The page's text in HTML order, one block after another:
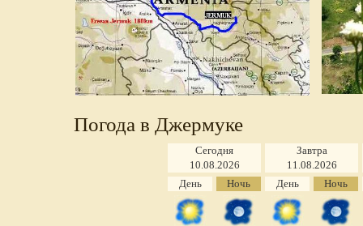
Погода в Джермуке
Сегодня
10.08.2026
Завтра
11.08.2026
День
Ночь День Ночь